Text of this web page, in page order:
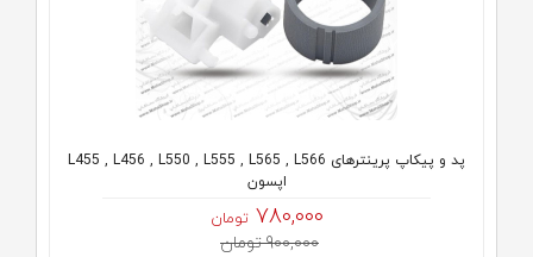
پد و پیکاپ پرینترهای L455 , L456 , L550 , L555 , L565 , L566
اپسون
780,000 تومان
900,000 تومان